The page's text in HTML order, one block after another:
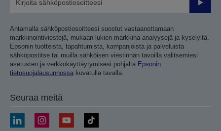
Lähetä
Antamalla sähköpostiosoitteesi suostut vastaanottamaan
markkinointiviestejä, mukaan lukien markkina-analyysejä ja kyselyitä,
Epsonin tuotteista, tapahtumista, kampanjoista ja palveluista
sähköpostitse tai muilla sähköisen viestinnän tavoilla valitsemiesi
asetusten ja verkkokäyttäytymisesi pohjalta Epsonin
tietosuojalausunnossa kuvatulla tavalla.
Seuraa meitä